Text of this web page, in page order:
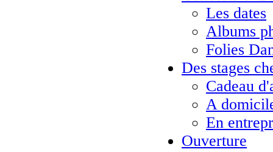
Les dates
Albums
Folies
Des stages
Cadeau
A
En
Ouverture